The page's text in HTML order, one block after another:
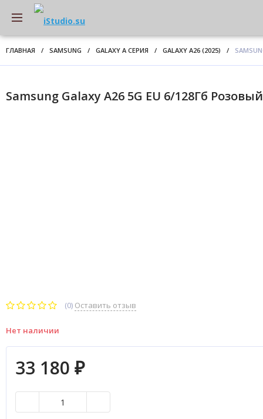
ГЛАВНАЯ / SAMSUNG / GALAXY A СЕРИЯ / GALAXY A26 (2025) /
Samsung Galaxy A26 5G EU 6/128Гб Розовый
(0) Оставить отзыв
Нет наличии
33 180 ₽